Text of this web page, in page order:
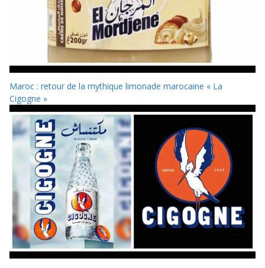
Maroc : retour de la mythique limonade marocaine « La
Cigogne »